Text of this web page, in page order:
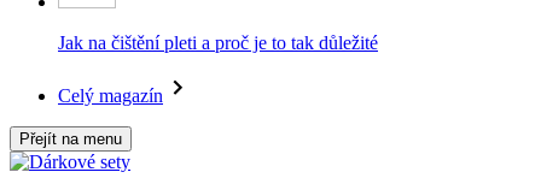
Jak na čištění pleti a proč je to tak důležité
Celý magazín
Přejít na menu